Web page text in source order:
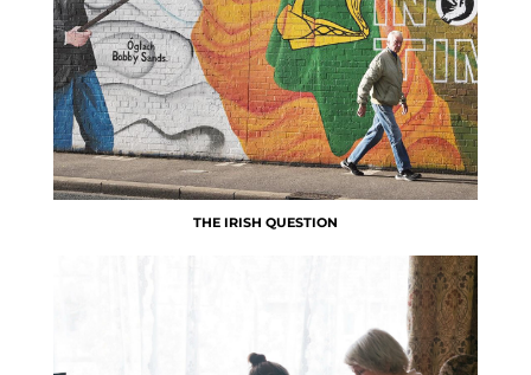
THE IRISH QUESTION